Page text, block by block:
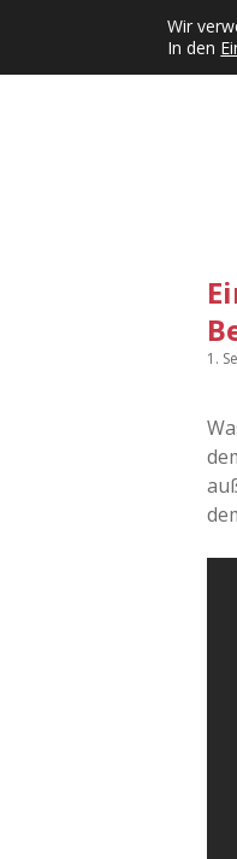
1.
Wir
In den